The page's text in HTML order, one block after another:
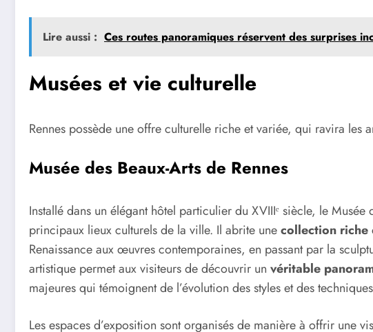
Lire aussi : Ces routes panoramiques réservent des surprises
Musées et vie culturelle
Rennes possède une offre culturelle riche et variée, qui ravira les
Musée des Beaux-Arts de Rennes
Installé dans un élégant hôtel particulier du XVIIIᵉ siècle, le Musée
principaux lieux culturels de la ville. Il abrite unecollection riche
Renaissance aux œuvres contemporaines, en passant par la
artistique permet aux visiteurs de découvrir un véritable
majeures qui témoignent de l’évolution des styles et des
Les espaces d’exposition sont organisés de manière à offrir une